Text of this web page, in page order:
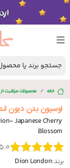
جستجو برند یا
خانه محصولات مراقبت
لوسیون بدن دیون
Japanese Cherry
Blossom
برند:Dion London